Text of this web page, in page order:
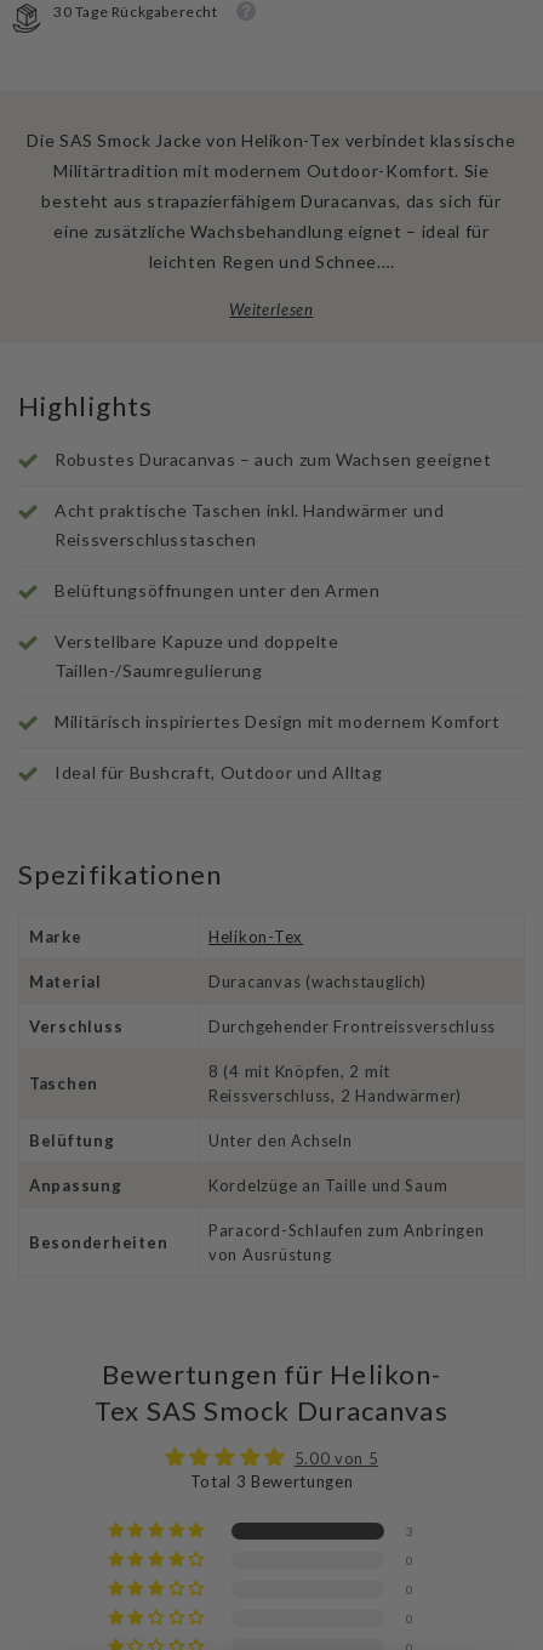
30 Tage Rückgaberecht
Die SAS Smock Jacke von Helikon-Tex verbindet klassische
Militärtradition mit modernem Outdoor-Komfort. Sie
besteht aus strapazierfähigem Duracanvas, das sich für
eine zusätzliche Wachsbehandlung eignet – ideal für
leichten Regen und Schnee.…
Weiterlesen
Highlights
Robustes Duracanvas – auch zum Wachsen geeignet
Acht praktische Taschen inkl. Handwärmer und
Reissverschlusstaschen
Belüftungsöffnungen unter den Armen
Verstellbare Kapuze und doppelte
Taillen-/Saumregulierung
Militärisch inspiriertes Design mit modernem Komfort
Ideal für Bushcraft, Outdoor und Alltag
Spezifikationen
Marke Helikon-Tex
Material Duracanvas (wachstauglich)
Verschluss Durchgehender Frontreissverschluss
Taschen
8 (4 mit Knöpfen, 2 mit
Reissverschluss, 2 Handwärmer)
Belüftung Unter den Achseln
Anpassung Kordelzüge an Taille und Saum
Besonderheiten
Paracord-Schlaufen zum Anbringen
von Ausrüstung
Bewertungen für Helikon-
Tex SAS Smock Duracanvas
5.00 von 5
Total 3 Bewertungen
3
0
0
0